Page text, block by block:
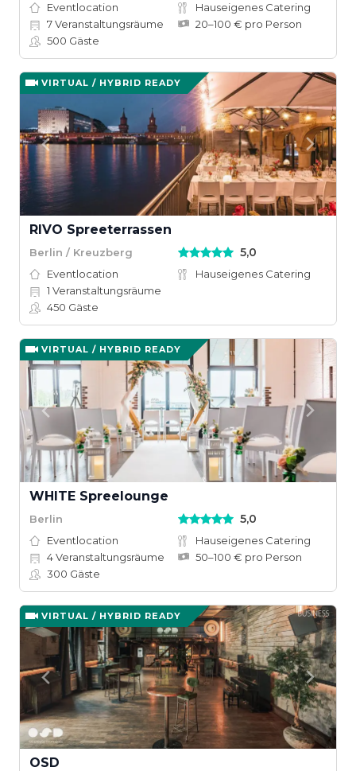
Eventlocation
Hauseigenes Catering
7Veranstaltungsräume
20–100 € pro Person
500 Gäste
VIRTUAL / HYBRID READY
RIVO Spreeterrassen
Berlin / Kreuzberg 5,0
Eventlocation
Hauseigenes Catering
1 Veranstaltungsräume
450 Gäste
VIRTUAL / HYBRID READY
WHITE Spreelounge
Berlin 5,0
Eventlocation
Hauseigenes Catering
4Veranstaltungsräume
50–100 € pro Person
300 Gäste
VIRTUAL / HYBRID READY
OSD